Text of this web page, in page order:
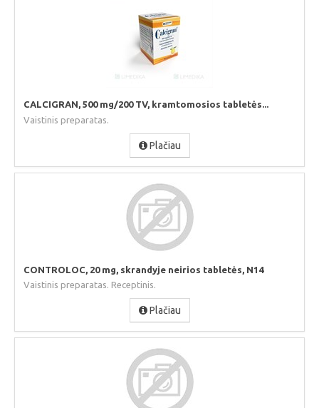
CALCIGRAN, 500 mg/200 TV, kramtomosios tabletės...
Vaistinis preparatas.
Plačiau
CONTROLOC, 20 mg, skrandyje neirios tabletės, N14
Vaistinis preparatas. Receptinis.
Plačiau